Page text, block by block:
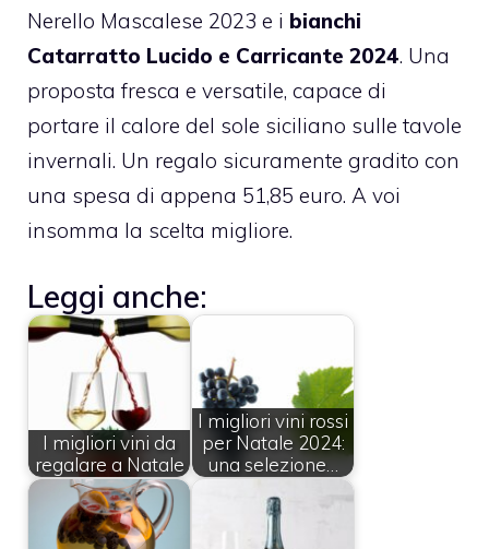
Nerello Mascalese 2023 e i bianchi
Catarratto Lucido e Carricante 2024. Una
proposta fresca e versatile, capace di
portare il calore del sole siciliano sulle tavole
invernali. Un regalo sicuramente gradito con
una spesa di appena 51,85 euro. A voi
insomma la scelta migliore.
Leggi anche:
I migliori vini da
regalare a Natale
I migliori vini rossi
per Natale 2024:
una selezione…